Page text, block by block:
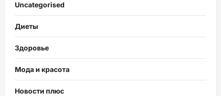
Uncategorised
Диеты
Здоровье
Мода и красота
Новости плюс